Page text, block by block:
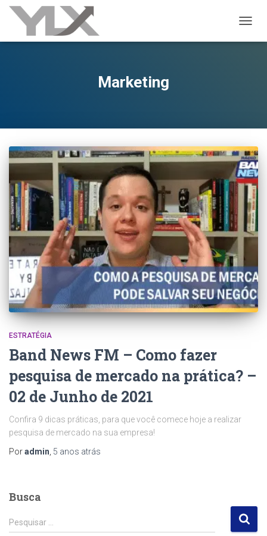
Marketing
ESTRATÉGIA
Band News FM – Como fazer
pesquisa de mercado na prática? –
02 de Junho de 2021
Confira 9 dicas práticas, para que você comece hoje a realizar
pesquisa de mercado na sua empresa!
Poradmin 5 anos atrás
Busca
P
e
Pesquisar …